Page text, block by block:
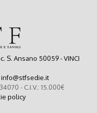
S. Ansano 50059 - VINCI
info@stfsedie.it
- C.I.V.: 15.000€
policy